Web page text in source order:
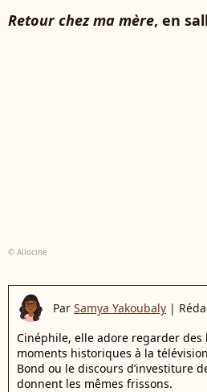
Retour chez ma mère, en
© Allocine
Par Samya Yakoubaly |
Cinéphile, elle adore regarder des
moments historiques à la
Bond ou le discours d’investiture
donnent les mêmes frissons.